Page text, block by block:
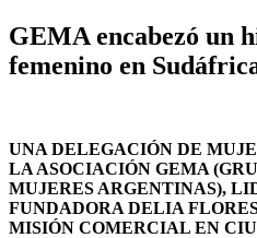
GEMA encabezó un
femenino en
UNA DELEGACIÓN DE
LA ASOCIACIÓN GEMA
MUJERES ARGENTINAS),
FUNDADORA DELIA
MISIÓN COMERCIAL EN